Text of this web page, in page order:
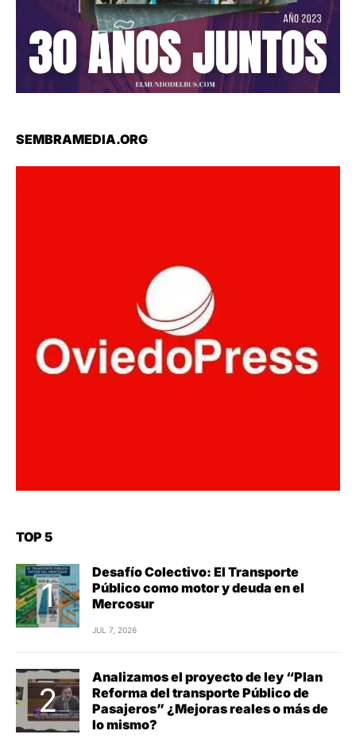
SEMBRAMEDIA.ORG
TOP 5
Desafío Colectivo: El Transporte
Público como motor y deuda en el
Mercosur
JUL 7, 2026
Analizamos el proyecto de ley “Plan
Reforma del transporte Público de
Pasajeros” ¿Mejoras reales o más de
lo mismo?